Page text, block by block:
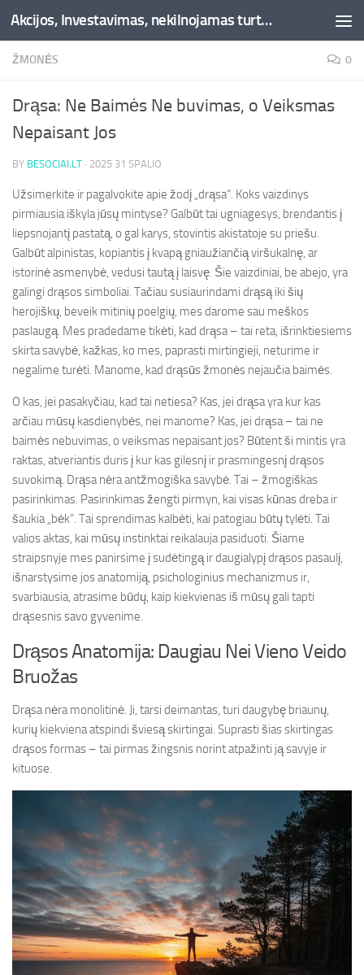
Skip to content Akcijos, Investavimas, nekilnojamas turtas, kriptovaliutos - Besociai.lt
ŽMONĖS 0
Drąsa: Ne Baimės Ne buvimas, o Veiksmas
Nepaisant Jos
BY BESOCIAI.LT · 2025 31 SPALIO
Užsimerkite ir pagalvokite apie žodį „drąsa“. Koks vaizdinys
pirmiausia iškyla jūsų mintyse? Galbūt tai ugniagesys, brendantis į
liepsnojantį pastatą, o gal karys, stovintis akistatoje su priešu.
Galbūt alpinistas, kopiantis į kvapą gniaužiančią viršukalnę, ar
istorinė asmenybė, vedusi tautą į laisvę. Šie vaizdiniai, be abejo, yra
galingi drąsos simboliai. Tačiau susiaurindami drąsą iki šių
herojiškų, beveik mitinių poelgių, mes darome sau meškos
paslaugą. Mes pradedame tikėti, kad drąsa – tai reta, išrinktiesiems
skirta savybė, kažkas, ko mes, paprasti mirtingieji, neturime ir
negalime turėti. Manome, kad drąsūs žmonės nejaučia baimės.
O kas, jei pasakyčiau, kad tai netiesa? Kas, jei drąsa yra kur kas
arčiau mūsų kasdienybės, nei manome? Kas, jei drąsa – tai ne
baimės nebuvimas, o veiksmas nepaisant jos? Būtent ši mintis yra
raktas, atveriantis duris į kur kas gilesnį ir prasmingesnį drąsos
suvokimą. Drąsa nėra antžmogiška savybė. Tai – žmogiškas
pasirinkimas. Pasirinkimas žengti pirmyn, kai visas kūnas dreba ir
šaukia „bėk“. Tai sprendimas kalbėti, kai patogiau būtų tylėti. Tai
valios aktas, kai mūsų instinktai reikalauja pasiduoti. Šiame
straipsnyje mes panirsime į sudėtingą ir daugialypį drąsos pasaulį,
išnarstysime jos anatomiją, psichologinius mechanizmus ir,
svarbiausia, atrasime būdų, kaip kiekvienas iš mūsų gali tapti
drąsesnis savo gyvenime.
Drąsos Anatomija: Daugiau Nei Vieno Veido
Bruožas
Drąsa nėra monolitinė. Ji, tarsi deimantas, turi daugybę briaunų,
kurių kiekviena atspindi šviesą skirtingai. Suprasti šias skirtingas
drąsos formas – tai pirmas žingsnis norint atpažinti ją savyje ir
kituose.